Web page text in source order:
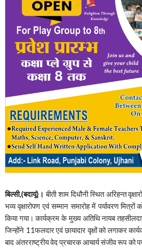
बिल्सी,(बदायूं)। बीती शाम दिधौनी स्थित अरिहन्त
भव्य वृक्षारोपण एवं सम्मान समारोह में पर्यावरण
किया गया। कार्यक्रम के मुख्य अतिथि नायब
जिन्होंने 11फलदार एवं छायादार वृक्षों को लगाकर
बाद अंतरराष्ट्रीय वेद प्रचारक आचार्य संजीव रूप को